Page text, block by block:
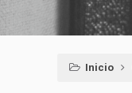
Inicio